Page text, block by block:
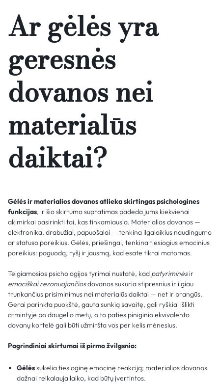
Ar gėlės yra
geresnės
dovanos nei
materialūs
daiktai?
Gėlės ir materialios dovanos atlieka skirtingas psichologines
funkcijas, ir šio skirtumo supratimas padeda jums kiekvienai
akimirkai pasirinkti tai, kas tinkamiausia. Materialios dovanos —
elektronika, drabužiai, papuošalai — tenkina ilgalaikius naudingumo
ar statuso poreikius. Gėlės, priešingai, tenkina tiesiogius emocinius
poreikius: paguodą, ryšį ir jausmą, kad esate tikrai matomas.
Teigiamosios psichologijos tyrimai nustatė, kad patyriminėsir
emociškai rezonuojančiosdovanos sukuria stipresnius ir ilgiau
trunkančius prisiminimus nei materialūs daiktai — net ir brangūs.
Gerai parinkta puokštė, gauta sunkią savaitę, gali ryškiai išlikti
atmintyje po daugelio metų, o to paties piniginio ekvivalento
dovanų kortelė gali būti užmiršta vos per kelis mėnesius.
Pagrindiniai skirtumai iš pirmo žvilgsnio:
Gėlėssukelia tiesioginę emocinę reakciją; materialios dovanos
dažnai reikalauja laiko, kad būtų įvertintos.